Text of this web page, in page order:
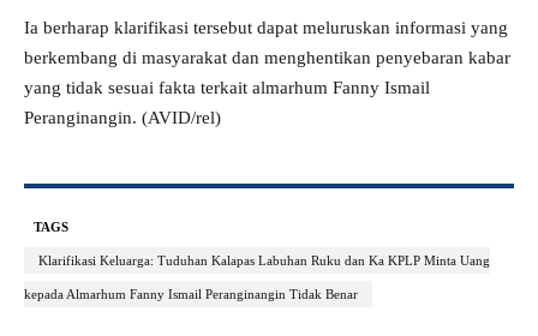
Ia berharap klarifikasi tersebut dapat meluruskan informasi yang
berkembang di masyarakat dan menghentikan penyebaran kabar
yang tidak sesuai fakta terkait almarhum Fanny Ismail
Peranginangin. (AVID/rel)
TAGS
Klarifikasi Keluarga: Tuduhan Kalapas Labuhan Ruku dan Ka KPLP Minta Uang
kepada Almarhum Fanny Ismail Peranginangin Tidak Benar